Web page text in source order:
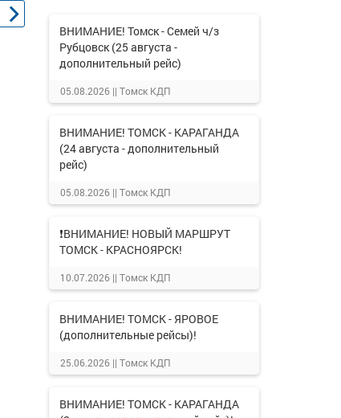
ВНИМАНИЕ! Томск - Семей ч/з
Рубцовск (25 августа -
дополнительный рейс)
05.08.2026 || Томск КДП
ВНИМАНИЕ! ТОМСК - КАРАГАНДА
(24 августа - дополнительный
рейс)
05.08.2026 || Томск КДП
❗ВНИМАНИЕ! НОВЫЙ МАРШРУТ
ТОМСК - КРАСНОЯРСК!
10.07.2026 || Томск КДП
ВНИМАНИЕ! ТОМСК - ЯРОВОЕ
(дополнительные рейсы)!
25.06.2026 || Томск КДП
ВНИМАНИЕ! ТОМСК - КАРАГАНДА